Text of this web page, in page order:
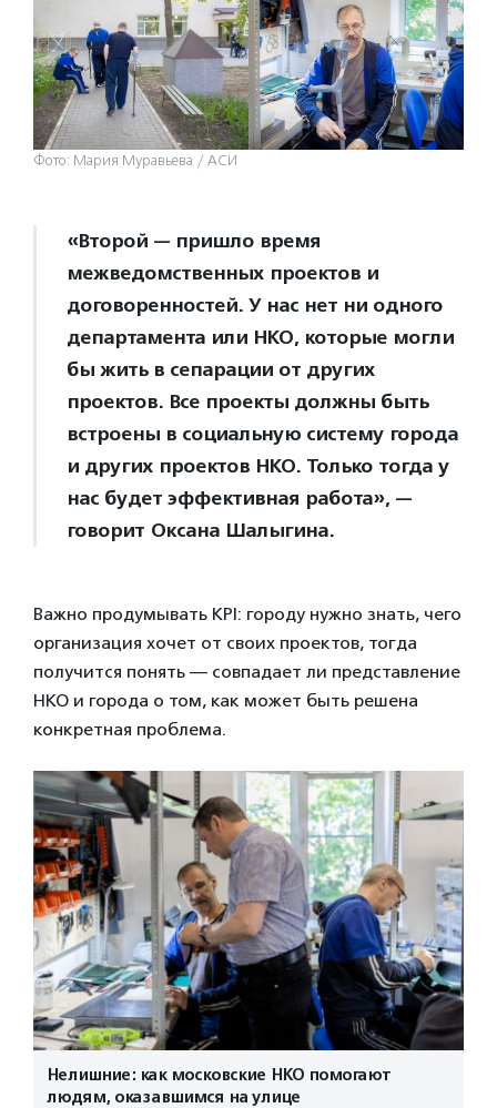
Фото: Мария Муравьева / АСИ
«Второй — пришло время
межведомственных проектов и
договоренностей. У нас нет ни одного
департамента или НКО, которые могли
бы жить в сепарации от других
проектов. Все проекты должны быть
встроены в социальную систему города
и других проектов НКО. Только тогда у
нас будет эффективная работа», —
говорит Оксана Шалыгина.
Важно продумывать KPI: городу нужно знать, чего
организация хочет от своих проектов, тогда
получится понять — совпадает ли представление
НКО и города о том, как может быть решена
конкретная проблема.
Нелишние: как московские НКО помогают
людям, оказавшимся на улице